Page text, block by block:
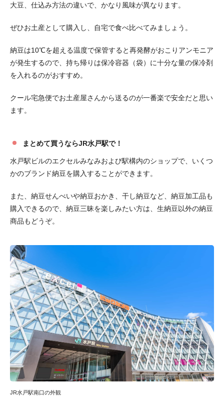
大豆、仕込み方法の違いで、かなり風味が異なります。
ぜひお土産として購入し、自宅で食べ比べてみましょう。
納豆は10℃を超える温度で保管すると再発酵がおこりアンモニア
が発生するので、持ち帰りは保冷容器（袋）に十分な量の保冷剤
を入れるのがおすすめ。
クール宅急便でお土産屋さんから送るのが一番楽で安全だと思い
ます。
まとめて買うならJR水戸駅で！
水戸駅ビルのエクセルみなみおよび駅構内のショップで、いくつ
かのブランド納豆を購入することができます。
また、納豆せんべいや納豆おかき、干し納豆など、納豆加工品も
購入できるので、納豆三昧を楽しみたい方は、生納豆以外の納豆
商品もどうぞ。
JR水戸駅南口の外観